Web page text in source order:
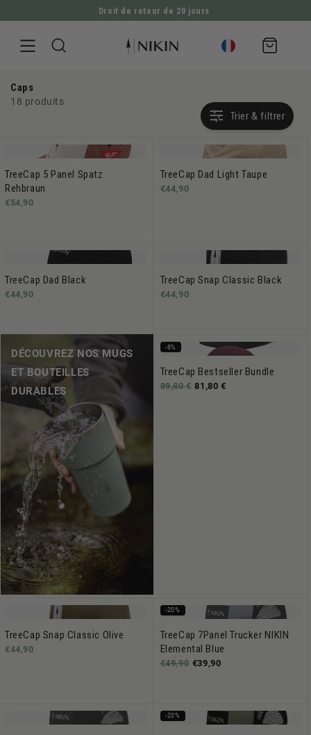
ALLER DIRECTEMENT AU CONTENU
Droit de retour de 20 jours
Panier
d'achat
Caps
18 produits
Trier & filtrer
TreeCap 5 Panel Spatz
Rehbraun
€54,90
TreeCap Dad Light Taupe
€44,90
TreeCap Dad Black
€44,90
TreeCap Snap Classic Black
€44,90
DÉCOUVREZ NOS MUGS
ET BOUTEILLES
DURABLES
-8%
TreeCap Bestseller Bundle
89,80 € 81,80 €
TreeCap Snap Classic Olive
€44,90
-20%
TreeCap 7Panel Trucker NIKIN
Elemental Blue
€49,90 €39,90
-20%